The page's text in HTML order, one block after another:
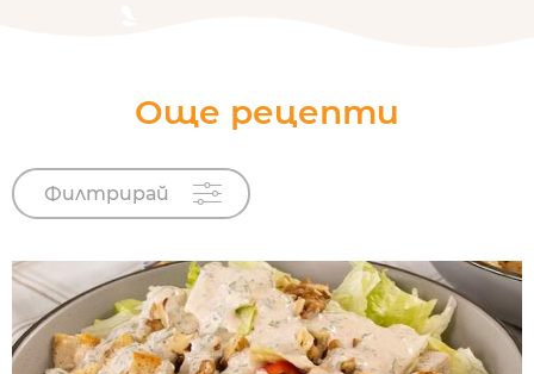
Още рецепти
Филтрирай